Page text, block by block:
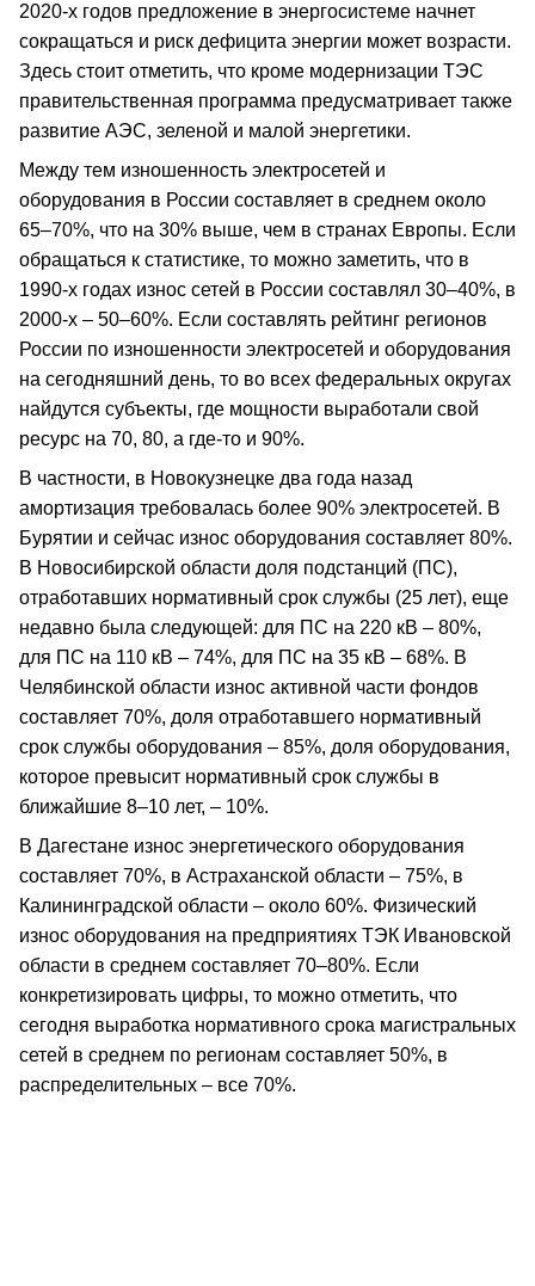
2020-х годов предложение в энергосистеме начнет
сокращаться и риск дефицита энергии может возрасти.
Здесь стоит отметить, что кроме модернизации ТЭС
правительственная программа предусматривает также
развитие АЭС, зеленой и малой энергетики.
Между тем изношенность электросетей и
оборудования в России составляет в среднем около
65–70%, что на 30% выше, чем в странах Европы. Если
обращаться к статистике, то можно заметить, что в
1990-х годах износ сетей в России составлял 30–40%, в
2000-х – 50–60%. Если составлять рейтинг регионов
России по изношенности электросетей и оборудования
на сегодняшний день, то во всех федеральных округах
найдутся субъекты, где мощности выработали свой
ресурс на 70, 80, а где-то и 90%.
В частности, в Новокузнецке два года назад
амортизация требовалась более 90% электросетей. В
Бурятии и сейчас износ оборудования составляет 80%.
В Новосибирской области доля подстанций (ПС),
отработавших нормативный срок службы (25 лет), eще
недавно была следующей: для ПС на 220 кВ – 80%,
для ПС на 110 кВ – 74%, для ПС на 35 кВ – 68%. В
Челябинской области износ активной части фондов
составляет 70%, доля отработавшего нормативный
срок службы оборудования – 85%, доля оборудования,
которое превысит нормативный срок службы в
ближайшие 8–10 лет, – 10%.
В Дагестане износ энергетического оборудования
составляет 70%, в Астраханской области – 75%, в
Калининградской области – около 60%. Физический
износ оборудования на предприятиях ТЭК Ивановской
области в среднем составляет 70–80%. Если
конкретизировать цифры, то можно отметить, что
сегодня выработка нормативного срока магистральных
сетей в среднем по регионам составляет 50%, в
распределительных – все 70%.